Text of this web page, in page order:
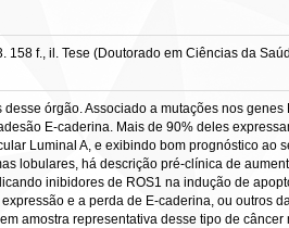
158 f., il. Tese (Doutorado em Ciências da
órgão. Associado a mutações nos genes
E-caderina. Mais de 90% deles
Luminal A, e exibindo bom prognóstico ao
lobulares, há descrição pré-clínica de
inibidores de ROS1 na indução de
e a perda de E-caderina, ou outros
amostra representativa desse tipo de câncer